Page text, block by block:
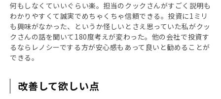
何もしなくていいぐらい楽。担当のクックさんがすごく説明も
わかりやすくて誠実でめちゃくちゃ信頼できる。投資に1ミリ
も興味がなかった、というか怪しいとさえ思っていた私がクッ
クさんの話を聞いて180度考えが変わった。他の会社で投資す
るならレノシーでする方が安心感もあって良いと勧めることが
できる。
改善して欲しい点